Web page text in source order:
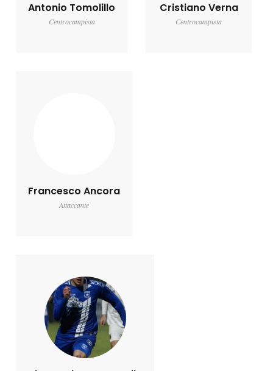
Antonio Tomolillo
Centrocampista
Cristiano Verna
Centrocampista
Francesco Ancora
Attaccante